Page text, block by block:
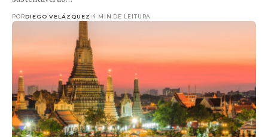
PORDIEGO VELÁZQUEZ 4 MIN DE LEITURA